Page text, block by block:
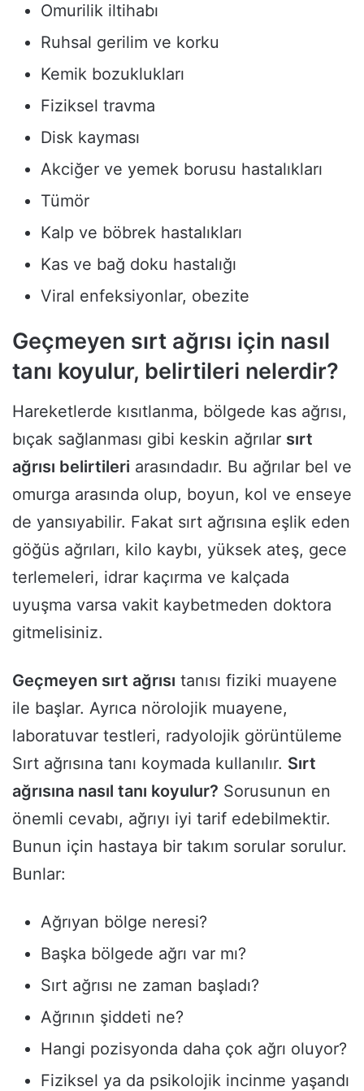
Omurilik iltihabı
Ruhsal gerilim ve korku
Kemik bozuklukları
Fiziksel travma
Disk kayması
Akciğer ve yemek borusu hastalıkları
Tümör
Kalp ve böbrek hastalıkları
Kas ve bağ doku hastalığı
Viral enfeksiyonlar, obezite
Geçmeyen sırt ağrısı için nasıl
tanı koyulur, belirtileri nelerdir?
Hareketlerde kısıtlanma, bölgede kas ağrısı,
bıçak sağlanması gibi keskin ağrılar sırt
ağrısı belirtileri arasındadır. Bu ağrılar bel ve
omurga arasında olup, boyun, kol ve enseye
de yansıyabilir. Fakat sırt ağrısına eşlik eden
göğüs ağrıları, kilo kaybı, yüksek ateş, gece
terlemeleri, idrar kaçırma ve kalçada
uyuşma varsa vakit kaybetmeden doktora
gitmelisiniz.
Geçmeyen sırt ağrısı tanısı fiziki muayene
ile başlar. Ayrıca nörolojik muayene,
laboratuvar testleri, radyolojik görüntüleme
Sırt ağrısına tanı koymada kullanılır. Sırt
ağrısına nasıl tanı koyulur? Sorusunun en
önemli cevabı, ağrıyı iyi tarif edebilmektir.
Bunun için hastaya bir takım sorular sorulur.
Bunlar:
Ağrıyan bölge neresi?
Başka bölgede ağrı var mı?
Sırt ağrısı ne zaman başladı?
Ağrının şiddeti ne?
Hangi pozisyonda daha çok ağrı oluyor?
Fiziksel ya da psikolojik incinme yaşandı